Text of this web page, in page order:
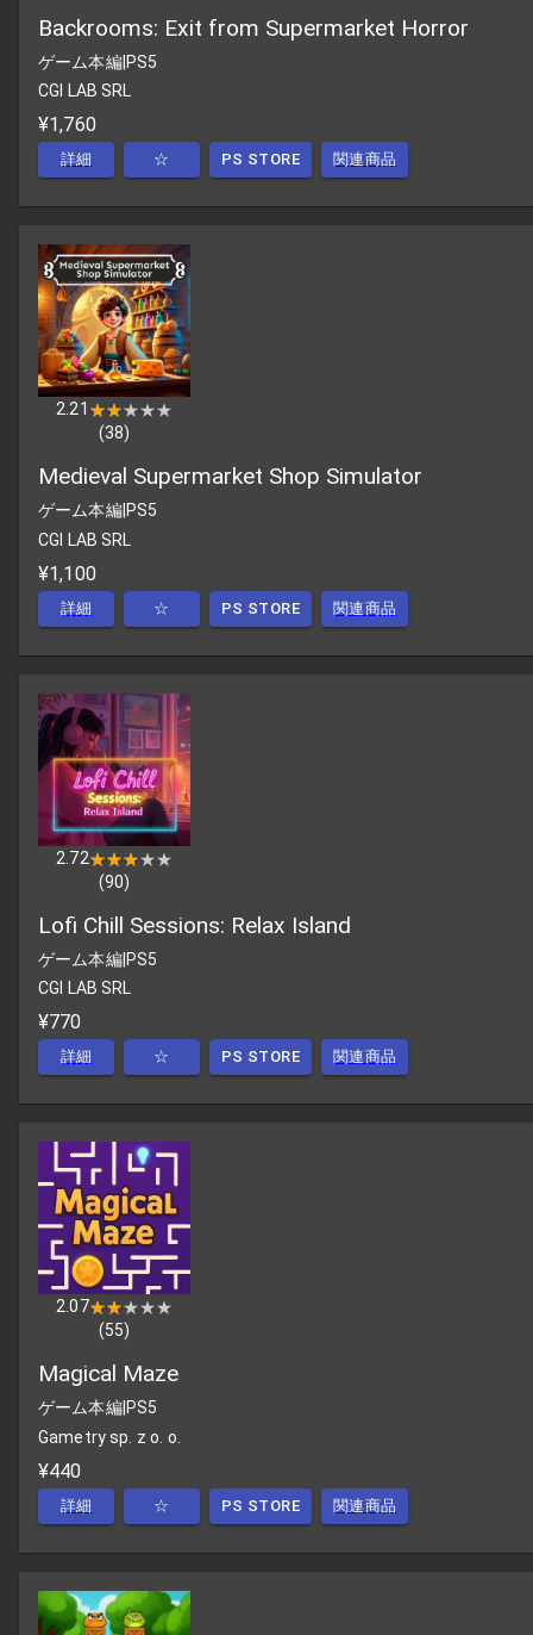
Backrooms: Exit from Supermarket Horror
ゲーム本編|PS5
CGI LAB SRL
¥1,760
詳細 ☆ PS STORE 関連商品
2.21 ★★★★★
★★★★★
(38)
Medieval Supermarket Shop Simulator
ゲーム本編| PS5
CGI LAB SRL
¥1,100
詳細 ☆ PS STORE 関連商品
2.72★★★★★
★★★★★
(90)
Lofi Chill Sessions: Relax Island
ゲーム本編|PS5
CGI LAB SRL
¥770
詳細 ☆ PS STORE 関連商品
2.07★★★★★
★★★★★
(55)
Magical Maze
ゲーム本編| PS5
Gametry sp. z o. o.
¥440
詳細 ☆ PS STORE 関連商品